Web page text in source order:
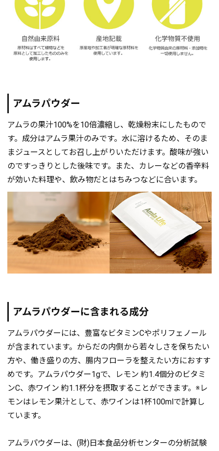
アムラパウダー
アムラの果汁100%を10倍濃縮し、乾燥粉末にしたもので
す。成分はアムラ果汁のみです。水に溶けるため、そのま
まジュースとしてお召し上がりいただけます。酸味が強い
のですっきりとした後味です。また、カレーなどの香辛料
が効いた料理や、飲み物だとはちみつなどに合います。
アムラパウダーに含まれる成分
アムラパウダーには、豊富なビタミンCやポリフェノール
が含まれています。からだの内側から若々しさを保ちたい
方や、働き盛りの方、腸内フローラを整えたい方におすす
めです。アムラパウダー1gで、レモン 約1.4個分のビタミ
ンC、赤ワイン 約1.1杯分を摂取することができます。※レ
モンはレモン果汁として、赤ワインは1杯100mlで計算し
ています。
アムラパウダーは、(財)日本食品分析センターの分析試験